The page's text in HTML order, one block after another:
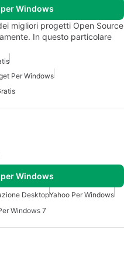
Windows
migliori progetti Open Source
In questo particolare
Per Windows
Windows
DesktopYahoo Per Windows
Windows 7